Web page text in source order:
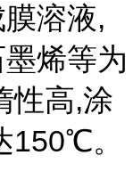
溶液,
烯等为
性高,涂
150℃。